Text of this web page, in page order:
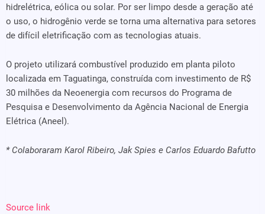
hidrelétrica, eólica ou solar. Por ser limpo desde a geração até
o uso, o hidrogênio verde se torna uma alternativa para setores
de difícil eletrificação com as tecnologias atuais.
O projeto utilizará combustível produzido em planta piloto
localizada em Taguatinga, construída com investimento de R$
30 milhões da Neoenergia com recursos do Programa de
Pesquisa e Desenvolvimento da Agência Nacional de Energia
Elétrica (Aneel).
* Colaboraram Karol Ribeiro, Jak Spies e Carlos Eduardo Bafutto
Source link